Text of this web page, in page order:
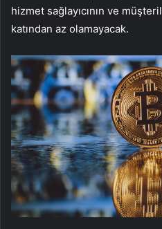
hizmet sağlayıcının ve
katından az olamayacak.